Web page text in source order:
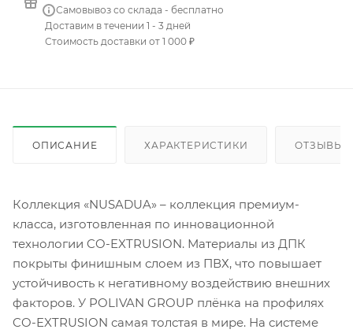
Самовывоз со склада - бесплатно
Доставим в течении 1 - 3 дней
Стоимость доставки от 1 000 ₽
ОПИСАНИЕ ХАРАКТЕРИСТИКИ ОТЗЫВЫ
Коллекция «NUSADUA» – коллекция премиум-
класса, изготовленная по инновационной
технологии CO-EXTRUSION. Материалы из ДПК
покрыты финишным слоем из ПВХ, что повышает
устойчивость к негативному воздействию внешних
факторов. У POLIVAN GROUP плёнка на профилях
CO-EXTRUSION самая толстая в мире. На системе